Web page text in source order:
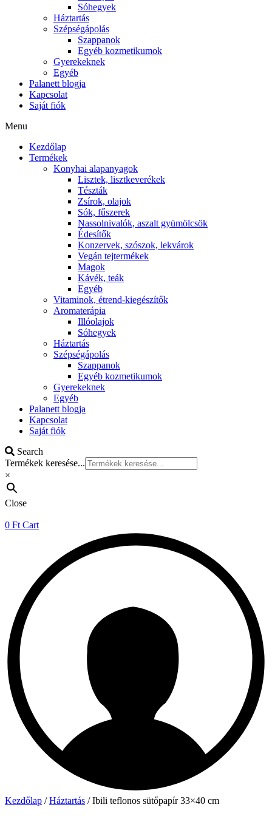
Sóhegyek
Háztartás
Szépségápolás
Szappanok
Egyéb kozmetikumok
Gyerekeknek
Egyéb
Palanett blogja
Kapcsolat
Saját fiók
Menu
Kezdőlap
Termékek
Konyhai alapanyagok
Lisztek, lisztkeverékek
Tészták
Zsírok, olajok
Sók, fűszerek
Nassolnivalók, aszalt gyümölcsök
Édesítők
Konzervek, szószok, lekvárok
Vegán tejtermékek
Magok
Kávék, teák
Egyéb
Vitaminok, étrend-kiegészítők
Aromaterápia
Illóolajok
Sóhegyek
Háztartás
Szépségápolás
Szappanok
Egyéb kozmetikumok
Gyerekeknek
Egyéb
Palanett blogja
Kapcsolat
Saját fiók
Search
Termékek keresése...
×
Close
0 Ft Cart
Kezdőlap /Háztartás / Ibili teflonos sütőpapír 33×40 cm